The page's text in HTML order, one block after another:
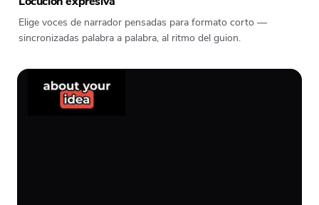
Elige voces de narrador pensadas para formato corto —
sincronizadas palabra a palabra, al ritmo del guion.